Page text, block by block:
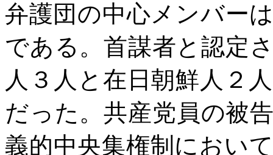
弁護団の中心メンバー
である。首謀者と認定
人３人と在日朝鮮人２
だった。共産党員の被
義的中央集権制におい